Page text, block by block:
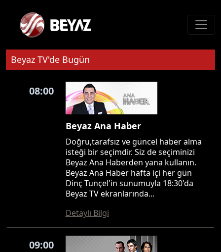
Beyaz TV'de Bugün
08:00
Beyaz Ana Haber
Doğru,tarafsız ve güncel haber alma
isteği bir seçimdir. Siz de seçiminizi
Beyaz Ana Haberden yana kullanın.
Beyaz Ana Haber hafta içi her gün
Dinç Tunçel'in sunumuyla 18:30'da
Beyaz TV ekranlarında...
Detaylı Bilgi
09:00